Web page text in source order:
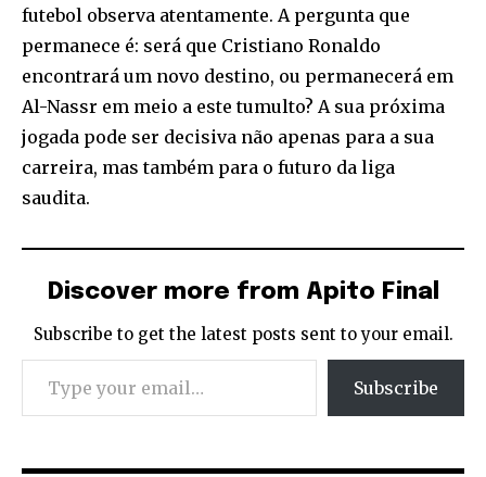
futebol observa atentamente. A pergunta que
permanece é: será que Cristiano Ronaldo
encontrará um novo destino, ou permanecerá em
Al-Nassr em meio a este tumulto? A sua próxima
jogada pode ser decisiva não apenas para a sua
carreira, mas também para o futuro da liga
saudita.
Discover more from Apito Final
Subscribe to get the latest posts sent to your email.
Type your email…
Subscribe